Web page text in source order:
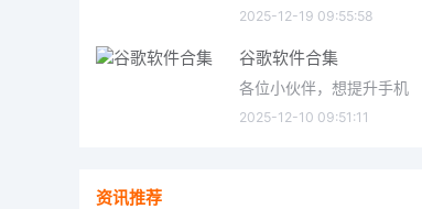
2025-12-19 09:55:58
谷歌软件合集
各位小伙伴，想提升手机
2025-12-10 09:51:11
资讯推荐